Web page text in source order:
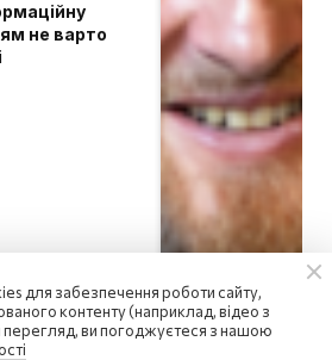
не варто
для забезпечення роботи сайту,
контенту (наприклад, відео з
ви погоджуєтеся з нашою